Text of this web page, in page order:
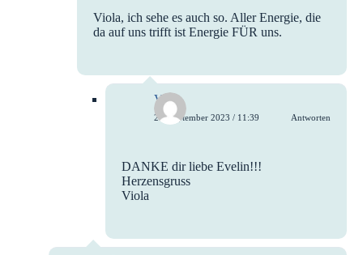
Viola, ich sehe es auch so. Aller Energie, die
da auf uns trifft ist Energie FÜR uns.
Viola
27. September 2023 / 11:39 Antworten
DANKE dir liebe Evelin!!!
Herzensgruss
Viola